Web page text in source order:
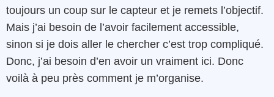
toujours un coup sur le capteur et je remets l’objectif.
Mais j’ai besoin de l’avoir facilement accessible,
sinon si je dois aller le chercher c’est trop compliqué.
Donc, j’ai besoin d’en avoir un vraiment ici. Donc
voilà à peu près comment je m’organise.